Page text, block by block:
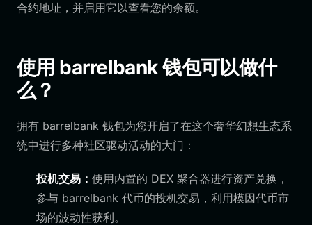
合约地址，并启用它以查看您的余额。
使用 barrelbank 钱包可以做什
么？
拥有 barrelbank 钱包为您开启了在这个奢华幻想生态系
统中进行多种社区驱动活动的大门：
投机交易： 使用内置的 DEX 聚合器进行资产兑换，
参与 barrelbank 代币的投机交易，利用模因代币市
场的波动性获利。